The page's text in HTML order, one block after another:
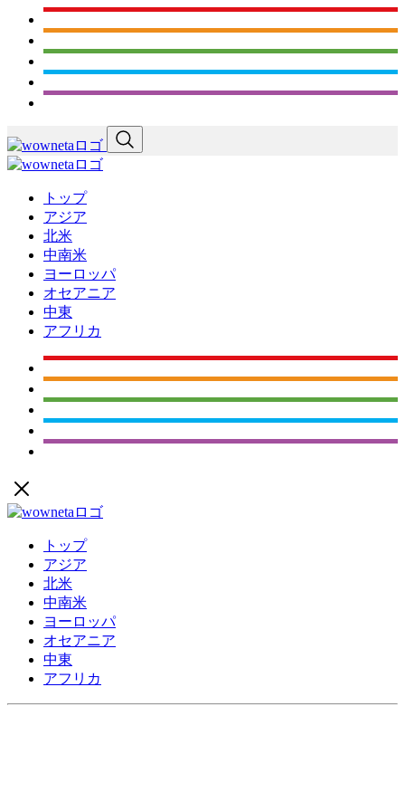
トップ
アジア
北米
中南米
ヨーロッパ
オセアニア
中東
アフリカ
トップ
アジア
北米
中南米
ヨーロッパ
オセアニア
中東
アフリカ